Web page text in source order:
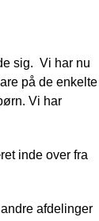
sig. Vi har nu
på de enkelte
Vi har
inde over fra
afdelinger